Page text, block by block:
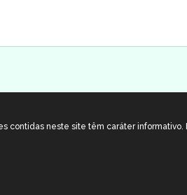
contidas neste site têm caráter